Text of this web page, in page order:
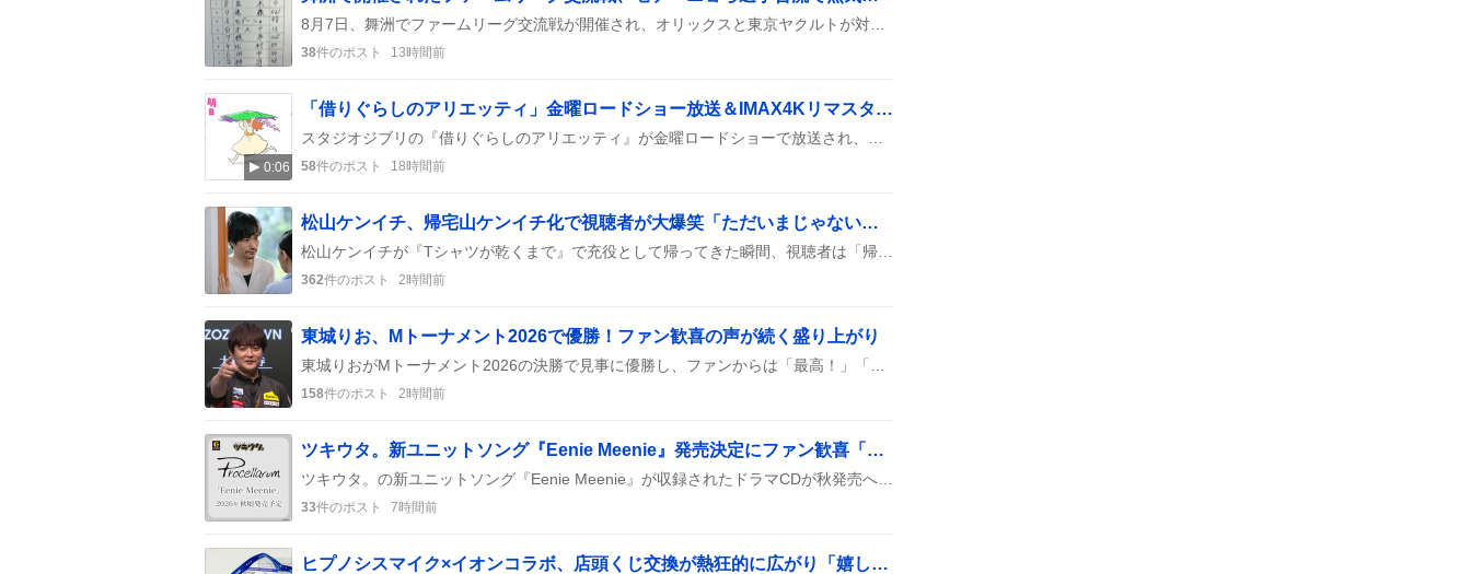
38件のポスト 13時間前
0:06
「借りぐらしのアリエッティ」金曜ロードショー放送＆IMAX4Kリマスター上映が決定、ファン歓喜
58件のポスト 18時間前
松山ケンイチ、帰宅山ケンイチ化で視聴者が大爆笑「ただいまじゃないよ」
362件のポスト 2時間前
東城りお、Mトーナメント2026で優勝！ファン歓喜の声が続く盛り上がり
158件のポスト 2時間前
ツキウタ。新ユニットソング『Eenie Meenie』発売決定にファン歓喜「最高すぎる」
33件のポスト 7時間前
ヒプノシスマイク×イオンコラボ、店頭くじ交換が熱狂的に広がり「嬉しい」声多数